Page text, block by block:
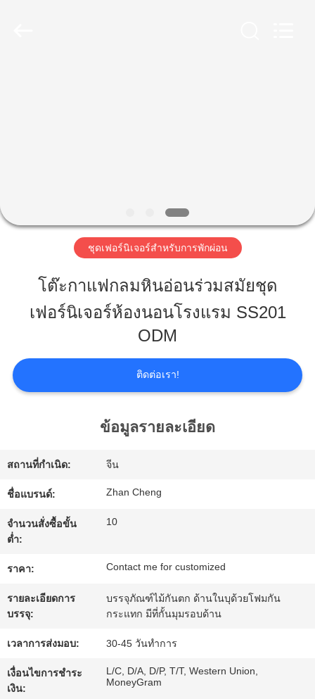
เกี่ยว
เรา
โรงงาน
การ
ขอ
ทุน
ชุดเฟอร์นิเจอร์สําหรับการพักผ่อน
โต๊ะกาแฟกลมหินอ่อนร่วมสมัยชุด
เฟอร์นิเจอร์ห้องนอนโรงแรม SS201
ODM
ติดต่อเรา!
ข้อมูลรายละเอียด
สถานที่กำเนิด: จีน
ชื่อแบรนด์: Zhan Cheng
จำนวนสั่งซื้อขั้น
ต่ำ:
10
ราคา: Contact me for customized
รายละเอียดการ
บรรจุ:
บรรจุภัณฑ์ไม้กันตก ด้านในบุด้วยโฟมกัน
กระแทก มีที่กั้นมุมรอบด้าน
เวลาการส่งมอบ: 30-45 วันทำการ
เงื่อนไขการชำระ
เงิน:
L/C, D/A, D/P, T/T, Western Union,
MoneyGram